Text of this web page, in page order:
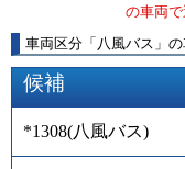
の車両で
車両区分 「 八風バス 」
候補
*1308(八風バス)